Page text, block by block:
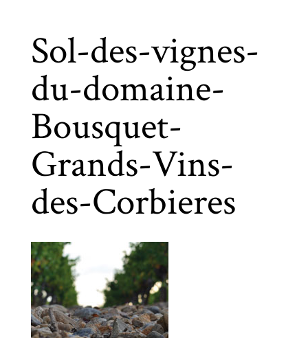
Sol-des-vignes-
du-domaine-
Bousquet-
Grands-Vins-
des-Corbieres